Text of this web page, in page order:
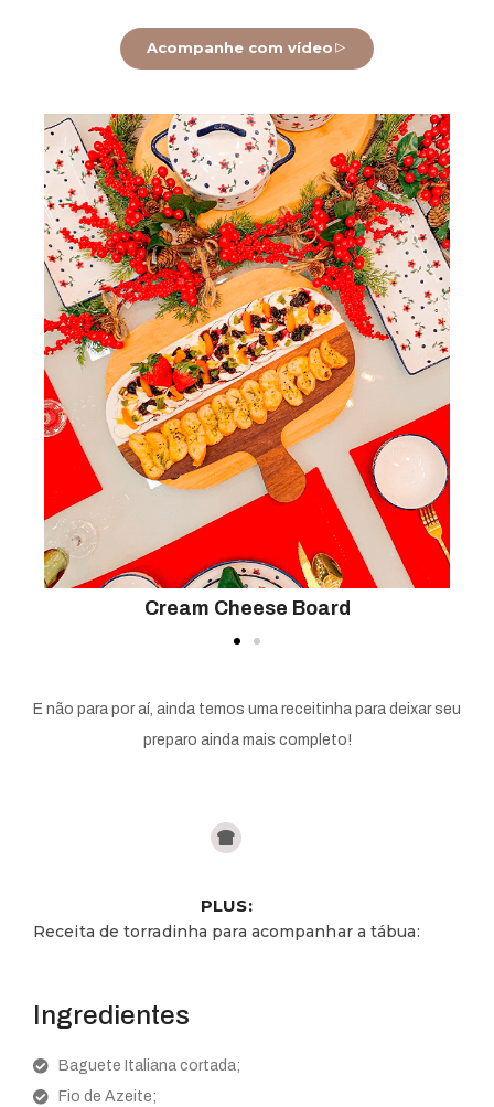
Acompanhe com vídeo
Antonia + Pedacinho de Riso
E não para por aí, ainda temos uma receitinha para deixar seu
preparo ainda mais completo!
PLUS:
Receita de torradinha para acompanhar a tábua:
Ingredientes
Baguete Italiana cortada;
Fio de Azeite;